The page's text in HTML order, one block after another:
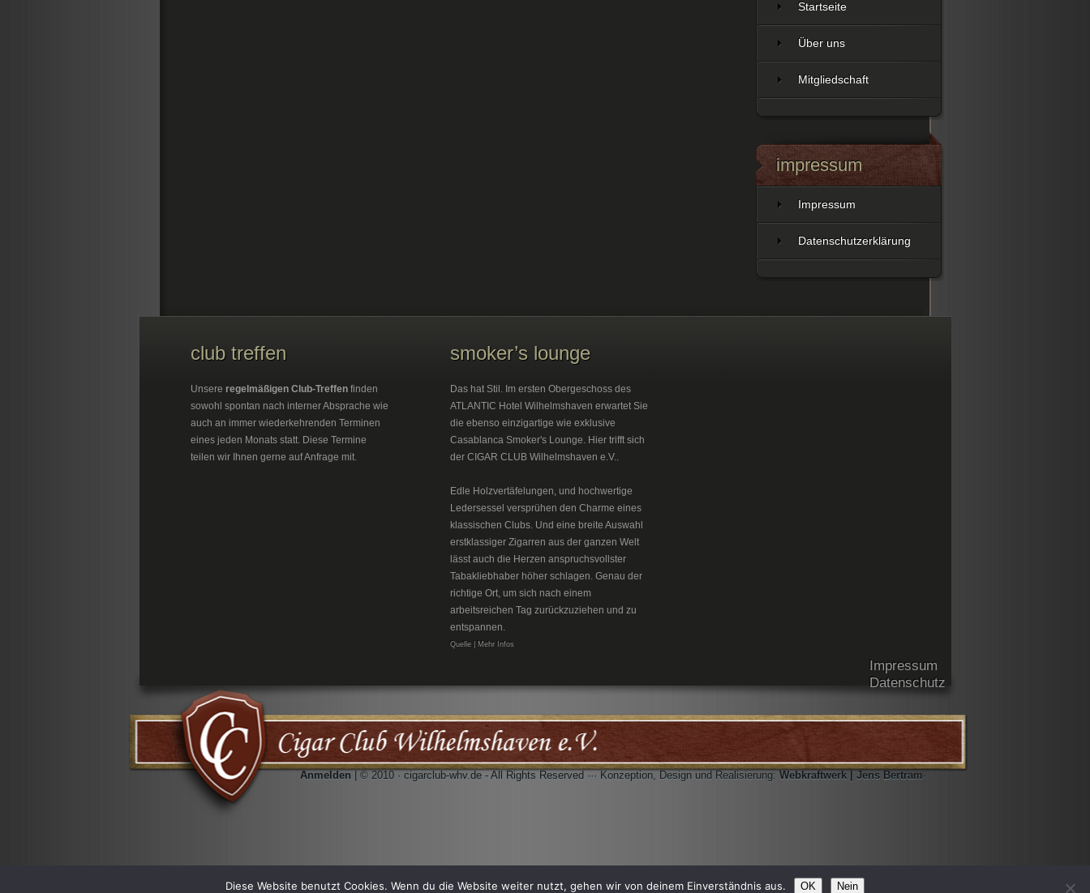
Startseite
Über uns
Mitgliedschaft
impressum
Impressum
Datenschutzerklärung
Impressum
Datenschutz
club treffen
Unsere regelmäßigen Club-Treffenfinden
sowohl spontan nach interner Absprache wie
auch an immer wiederkehrenden Terminen
eines jeden Monats statt. Diese Termine
teilen wir Ihnen gerne auf Anfrage mit.
smoker’s lounge
Das hat Stil. Im ersten Obergeschoss des
ATLANTIC Hotel Wilhelmshaven erwartet Sie
die ebenso einzigartige wie exklusive
Casablanca Smoker's Lounge. Hier trifft sich
der CIGAR CLUB Wilhelmshaven e.V..
Edle Holzvertäfelungen, und hochwertige
Ledersessel versprühen den Charme eines
klassischen Clubs. Und eine breite Auswahl
erstklassiger Zigarren aus der ganzen Welt
lässt auch die Herzen anspruchsvollster
Tabakliebhaber höher schlagen. Genau der
richtige Ort, um sich nach einem
arbeitsreichen Tag zurückzuziehen und zu
entspannen.
Quelle | Mehr Infos
Anmelden | © 2010 · cigarclub-whv.de - All Rights Reserved ··· Konzeption, Design und Realisierung: Webkraftwerk | Jens Bertram·
Diese Website benutzt Cookies. Wenn du die Website weiter nutzt, gehen wir von deinem Einverständnis aus. OK Nein